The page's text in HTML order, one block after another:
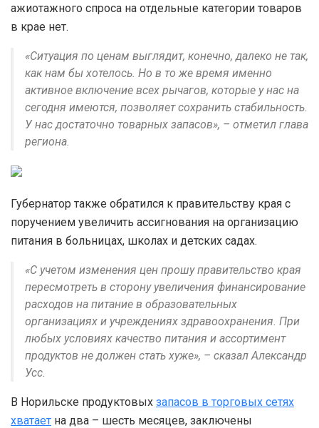
ажиотажного спроса на отдельные категории товаров
в крае нет.
«Ситуация по ценам выглядит, конечно, далеко не так,
как нам бы хотелось. Но в то же время именно
активное включение всех рычагов, которые у нас на
сегодня имеются, позволяет сохранить стабильность.
У нас достаточно товарных запасов», – отметил глава
региона.
Губернатор также обратился к правительству края с
поручением увеличить ассигнования на организацию
питания в больницах, школах и детских садах.
«С учетом изменения цен прошу правительство края
пересмотреть в сторону увеличения финансирование
расходов на питание в образовательных
организациях и учреждениях здравоохранения. При
любых условиях качество питания и ассортимент
продуктов не должен стать хуже», – сказал Александр
Усс.
В Норильске продуктовых запасов в торговых сетях
хватает на два – шесть месяцев, заключены